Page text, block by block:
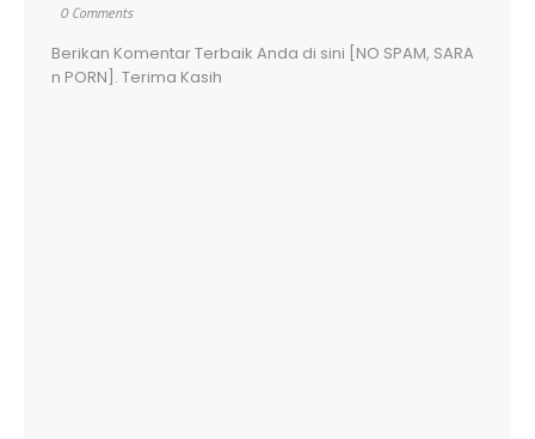
0 Comments
Berikan Komentar Terbaik Anda di sini [NO SPAM, SARA
n PORN]. Terima Kasih